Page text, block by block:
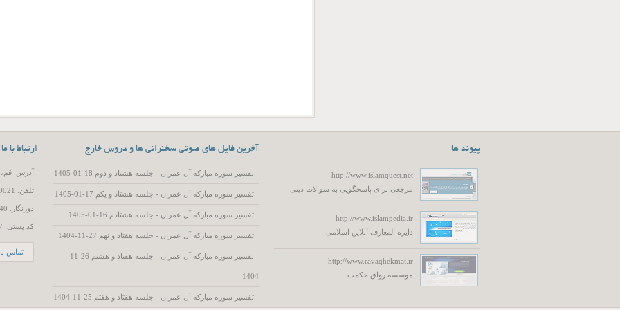
پیوند ها
http://www.islamquest.net
مرجعی برای پاسخگویی به سوالات دینی
http://www.islampedia.ir
دایره المعارف آنلاین اسلامی
http://www.ravaqhekmat.ir
موسسه رواق حکمت
آخرین فایل های صوتی سخنرانی ها و دروس خارج
تفسیر سوره مبارکه آل عمران - جلسه هشتاد و دوم 18-01-1405
تفسیر سوره مبارکه آل عمران - جلسه هشتاد و یکم 17-01-1405
تفسیر سوره مبارکه آل عمران - جلسه هشتادم 16-01-1405
تفسیر سوره مبارکه آل عمران - جلسه هفتاد و نهم 27-11-1404
تفسیر سوره مبارکه آل عمران - جلسه هفتاد و هشتم 26-11-
1404
تفسیر سوره مبارکه آل عمران - جلسه هفتاد و هفتم 25-11-1404
ارتباط با ما
آدرس: قم، 55 متری عمار یاسر، کوچه 15،
تلفن: 02537720021
دورنگار: 02537719740
کد پستی: 3714786557
تماس